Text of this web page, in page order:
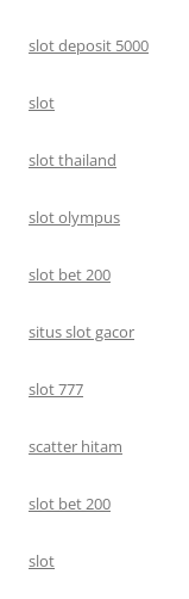
slot deposit 5000
slot
slot thailand
slot olympus
slot bet 200
situs slot gacor
slot 777
scatter hitam
slot bet 200
slot